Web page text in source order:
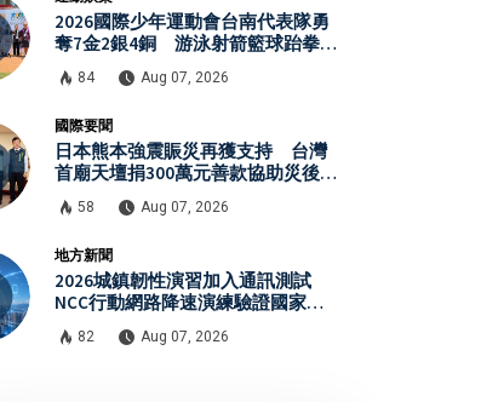
2026國際少年運動會台南代表隊勇
奪7金2銀4銅 游泳射箭籃球跆拳道
展現青年競技實力
84 Aug 07, 2026
國際要聞
日本熊本強震賑災再獲支持 台灣
首廟天壇捐300萬元善款協助災後復
原
58 Aug 07, 2026
地方新聞
2026城鎮韌性演習加入通訊測試
NCC行動網路降速演練驗證國家通
訊防護能力
82 Aug 07, 2026